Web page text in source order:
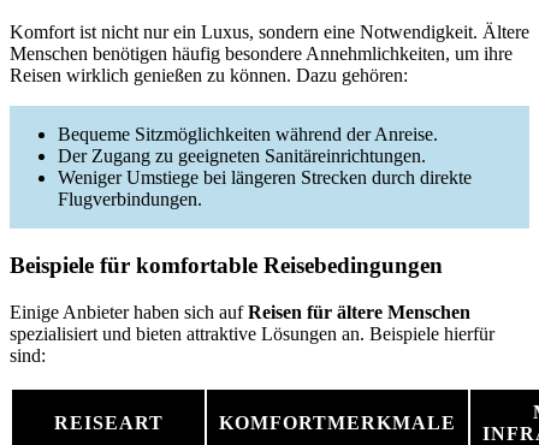
Komfort ist nicht nur ein Luxus, sondern eine Notwendigkeit. Ältere
Menschen benötigen häufig besondere Annehmlichkeiten, um ihre
Reisen wirklich genießen zu können. Dazu gehören:
Bequeme Sitzmöglichkeiten während der Anreise.
Der Zugang zu geeigneten Sanitäreinrichtungen.
Weniger Umstiege bei längeren Strecken durch direkte
Flugverbindungen.
Beispiele für komfortable Reisebedingungen
Einige Anbieter haben sich aufReisen für ältere Menschen
spezialisiert und bieten attraktive Lösungen an. Beispiele hierfür
sind:
REISEART KOMFORTMERKMALE